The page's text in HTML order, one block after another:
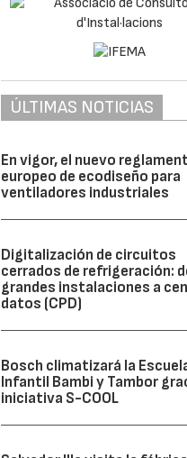
ÚLTIMAS NOTICIAS
En vigor, el nuevo
europeo de ecodiseño para
ventiladores industriales
Digitalización de circuitos
cerrados de refrigeración:
grandes instalaciones a
datos (CPD)
Bosch climatizará la
Infantil Bambi y Tambor
iniciativa S-COOL